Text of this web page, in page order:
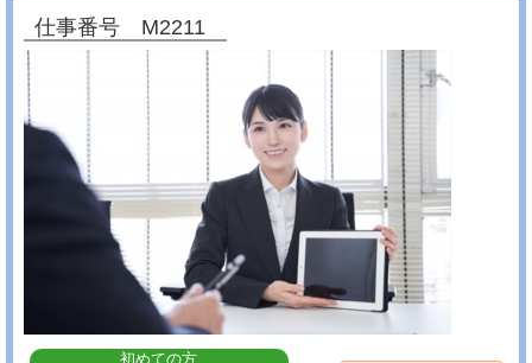
仕事番号 M2211
初めての方